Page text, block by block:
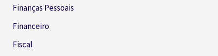
Finanças Pessoais
Financeiro
Fiscal